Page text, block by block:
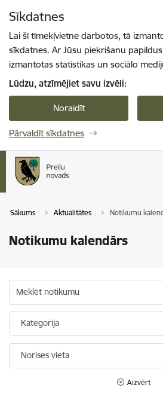
Sīkdatnes
Lai šī tīmekļvietne darbotos, tā
sīkdatnes. Ar Jūsu piekrišanu
izmantotas statistikas un sociālo
Lūdzu, atzīmējiet savu izvēli:
Noraidīt
Pārvaldīt sīkdatnes
Sākums Aktualitātes Notikumu
Notikumu kalendārs
Meklēt notikumu
Kategorija
Norises vieta
Aizvērt